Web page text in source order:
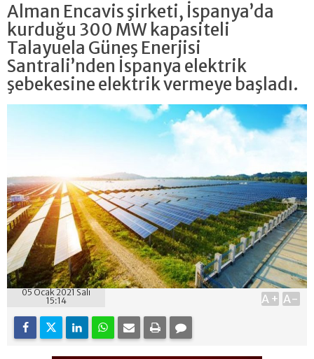
Alman Encavis şirketi, İspanya’da
kurduğu 300 MW kapasiteli
Talayuela Güneş Enerjisi
Santrali’nden İspanya elektrik
şebekesine elektrik vermeye başladı.
05 Ocak 2021 Salı
15:14
A+ A-